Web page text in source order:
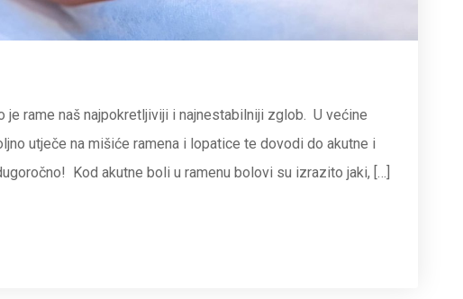
je rame naš najpokretljiviji i najnestabilniji zglob. U većine
utječe na mišiće ramena i lopatice te dovodi do akutne i
Kod akutne boli u ramenu bolovi su izrazito jaki, […]